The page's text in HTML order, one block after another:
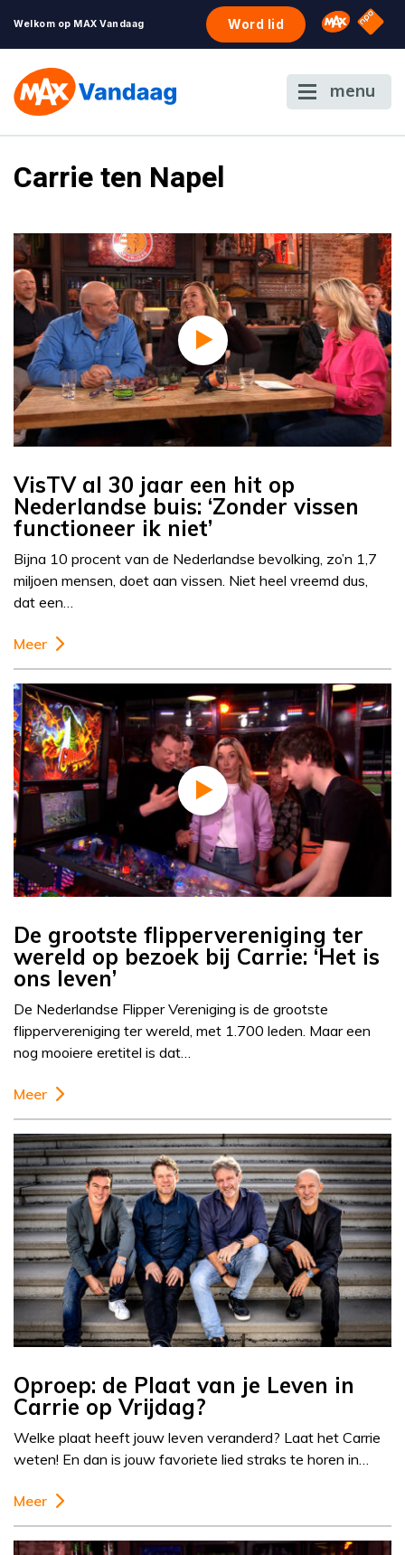
Welkom op MAX Vandaag Word lid Omroep
NPO
menu
Carrie ten Napel
VisTV al 30 jaar een hit op
Nederlandse buis: ‘Zonder vissen
functioneer ik niet’
Bijna 10 procent van de Nederlandse bevolking, zo’n 1,7
miljoen mensen, doet aan vissen. Niet heel vreemd dus,
dat een…
Meer
De grootste flippervereniging ter
wereld op bezoek bij Carrie: ‘Het is
ons leven’
De Nederlandse Flipper Vereniging is de grootste
flippervereniging ter wereld, met 1.700 leden. Maar een
nog mooiere eretitel is dat…
Meer
Oproep: de Plaat van je Leven in
Carrie op Vrijdag?
Welke plaat heeft jouw leven veranderd? Laat het Carrie
weten! En dan is jouw favoriete lied straks te horen in…
Meer